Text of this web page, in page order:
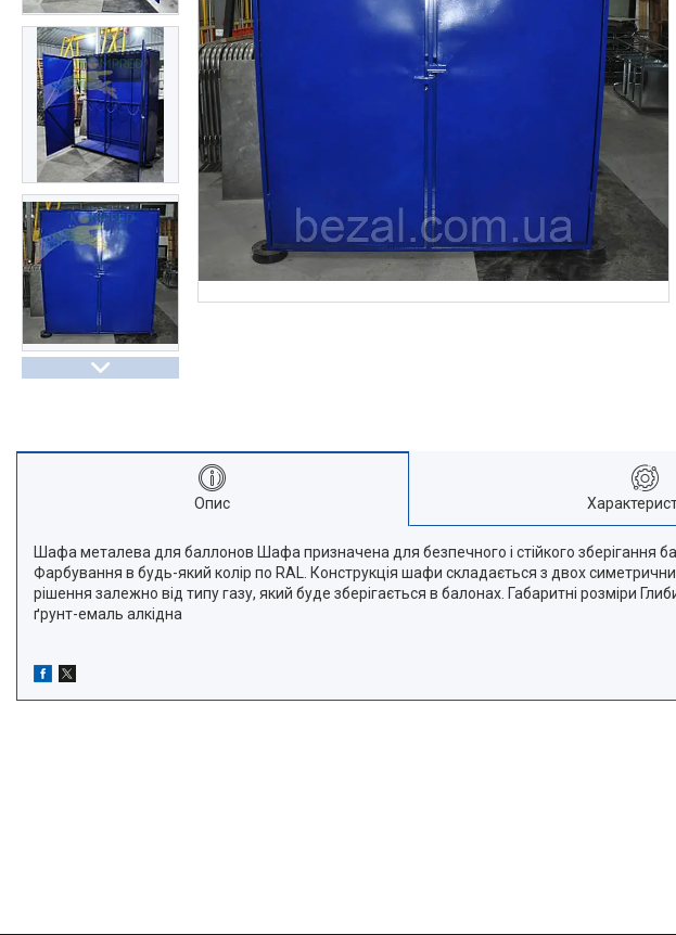
Відгуки
Часті запитання
Доставка та оплата
Опис
Шафа металева для баллонов Шафа призначена для безпечного і стійкого зберігання
Фарбування в будь-який колір по RAL. Конструкція шафи складається з двох
рішення залежно від типу газу, який буде зберігається в балонах. Габаритні
ґрунт-емаль алкідна